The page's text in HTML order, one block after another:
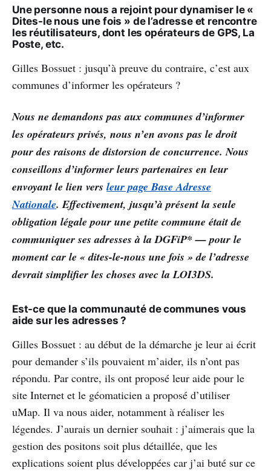
Une personne nous a rejoint pour dynamiser le «
Dites-le nous une fois » de l’adresse et rencontre
les réutilisateurs, dont les opérateurs de GPS, La
Poste, etc.
Gilles Bossuet : jusqu’à preuve du contraire, c’est aux
communes d’informer les opérateurs ?
Nous ne demandons pas aux communes d’informer
les opérateurs privés, nous n’en avons pas le droit
pour des raisons de distorsion de concurrence. Nous
conseillons d’informer leurs partenaires en leur
envoyant le lien vers leur page Base Adresse
Nationale. Effectivement, jusqu’à présent la seule
obligation légale pour une petite commune était de
communiquer ses adresses à la DGFiP* — pour le
moment car le « dites-le-nous une fois » de l’adresse
devrait simplifier les choses avec la LOI3DS.
Est-ce que la communauté de communes vous
aide sur les adresses ?
Gilles Bossuet : au début de la démarche je leur ai écrit
pour demander s’ils pouvaient m’aider, ils n’ont pas
répondu. Par contre, ils ont proposé leur aide pour le
site Internet et le géomaticien a proposé d’utiliser
uMap. Il va nous aider, notamment à réaliser les
légendes. J’aurais un dernier souhait : j’aimerais que la
gestion des positons soit plus détaillée, que les
explications soient plus développées car j’ai buté sur ce